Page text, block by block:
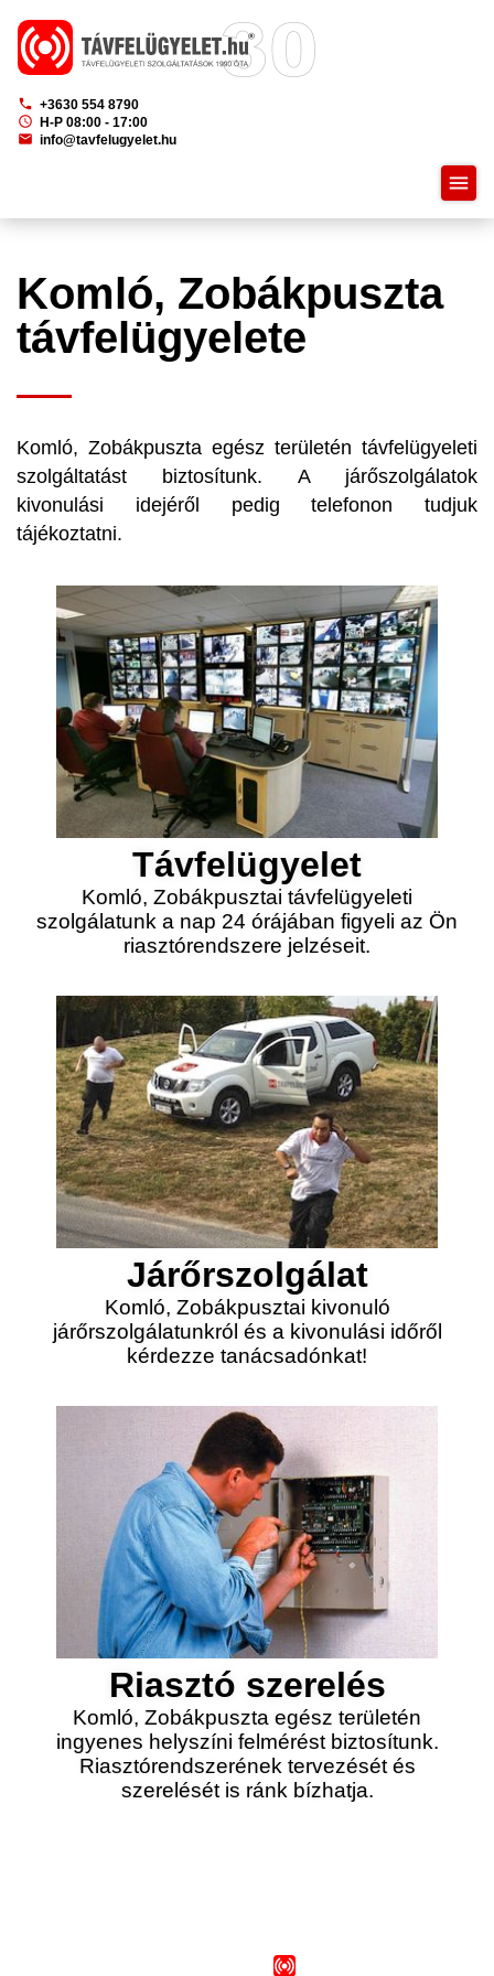
phone +3630 554 8790
schedule
H-P 08:00 - 17:00
mail info@tavfelugyelet.hu
menu
Komló, Zobákpuszta
távfelügyelete
Komló, Zobákpuszta egész területén távfelügyeleti
szolgáltatást biztosítunk. A járőszolgálatok
kivonulási idejéről pedig telefonon tudjuk
tájékoztatni.
Távfelügyelet
Komló, Zobákpusztai távfelügyeleti
szolgálatunk a nap 24 órájában figyeli az Ön
riasztórendszere jelzéseit.
Járőrszolgálat
Komló, Zobákpusztai kivonuló
járőrszolgálatunkról és a kivonulási időről
kérdezze tanácsadónkat!
Riasztó szerelés
Komló, Zobákpuszta egész területén
ingyenes helyszíni felmérést biztosítunk.
Riasztórendszerének tervezését és
szerelését is ránk bízhatja.